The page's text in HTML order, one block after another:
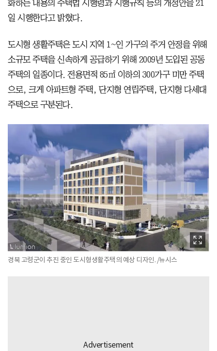
화하는 내용의 주택법 시행령과 시행규칙 등의 개정안을 21
일 시행한다고 밝혔다.
도시형 생활주택은 도시 지역 1~인 가구의 주거 안정을 위해
소규모 주택을 신속하게 공급하기 위해 2009년 도입된 공동
주택의 일종이다. 전용면적 85㎡ 이하의 300가구 미만 주택
으로, 크게 아파트형 주택, 단지형 연립주택, 단지형 다세대
주택으로 구분된다.
경북 고령군이 추진 중인 도시형생활주택의 예상 디자인. /뉴시스